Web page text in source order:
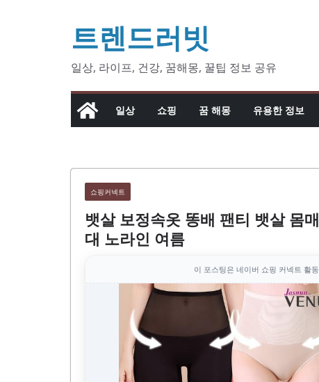
트렌드러빗
일상, 라이프, 건강, 꿈해몽, 꿀팁 정보 공유
일상 쇼핑 꿈 해몽 유용한 정보
쇼핑커넥트
뱃살 보정속옷 똥배 팬티 뱃살 몸
대 노라인 여름
이 포스팅은 네이버 쇼핑 커넥트 활